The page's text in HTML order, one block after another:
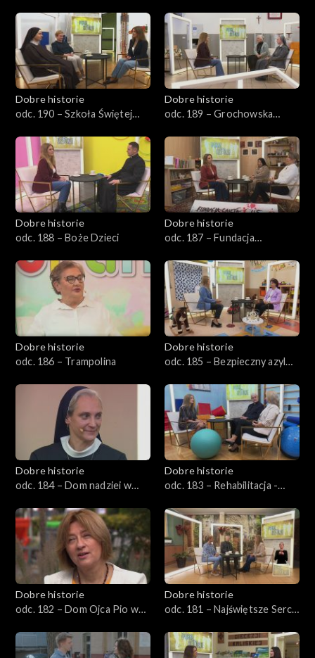
Dobre historie
odc. 190 – Szkoła Świętej
Dobre historie
odc. 189 – Grochowska
Dobre historie
odc. 188 – Boże Dzieci
Dobre historie
odc. 187 – Fundacja
Dobre historie
odc. 186 – Trampolina
Dobre historie
odc. 185 – Bezpieczny azyl
Dobre historie
odc. 184 – Dom nadziei w
Dobre historie
odc. 183 – Rehabilitacja -
samodzielności
Dobre historie
odc. 182 – Dom Ojca Pio w
Dobre historie
odc. 181 – Najświętsze Serce